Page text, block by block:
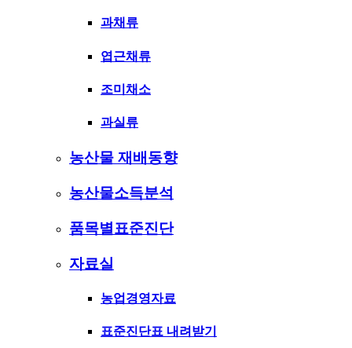
과채류
엽근채류
조미채소
과실류
농산물 재배동향
농산물소득분석
품목별표준진단
자료실
농업경영자료
표준진단표 내려받기